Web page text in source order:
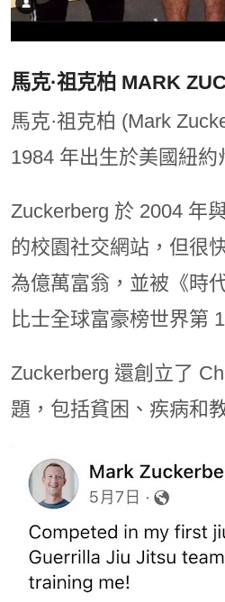
馬克·祖克柏 MARK
馬克·祖克柏 (Mark
1984 年出生於美國紐
Zuckerberg 於 2004 年
的校園社交網站，但很
為億萬富翁，並被《時
比士全球富豪榜世界第
Zuckerberg 還創立了
題，包括貧困、疾病和